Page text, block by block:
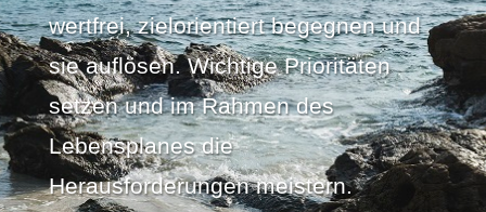
wertfrei, zielorientiert begegnen und
sie auflösen. Wichtige Prioritäten
setzen und im Rahmen des
Lebensplanes die
Herausforderungen meistern.